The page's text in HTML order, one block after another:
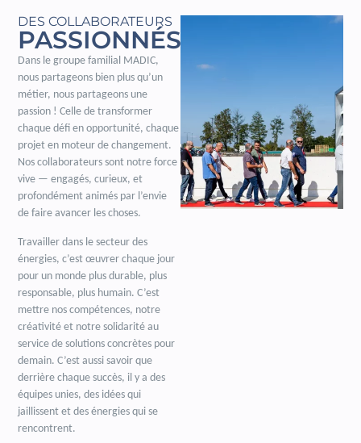
DES COLLABORATEURS
PASSIONNÉS
Dans le groupe familial MADIC,
nous partageons bien plus qu’un
métier, nous partageons une
passion ! Celle de transformer
chaque défi en opportunité, chaque
projet en moteur de changement.
Nos collaborateurs sont notre force
vive — engagés, curieux, et
profondément animés par l’envie
de faire avancer les choses.
Travailler dans le secteur des
énergies, c’est œuvrer chaque jour
pour un monde plus durable, plus
responsable, plus humain. C’est
mettre nos compétences, notre
créativité et notre solidarité au
service de solutions concrètes pour
demain. C’est aussi savoir que
derrière chaque succès, il y a des
équipes unies, des idées qui
jaillissent et des énergies qui se
rencontrent.